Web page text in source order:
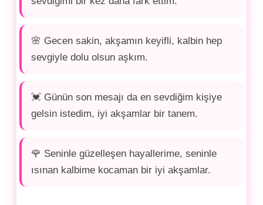
🌸 Gecen sakin, akşamın keyifli, kalbin hep
sevgiyle dolu olsun aşkım.
💓 Günün son mesajı da en sevdiğim kişiye
gelsin istedim, iyi akşamlar bir tanem.
🌹 Seninle güzelleşen hayallerime, seninle
ısınan kalbime kocaman bir iyi akşamlar.